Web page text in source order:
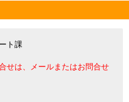
ト課
せは、メールまたはお問合せ